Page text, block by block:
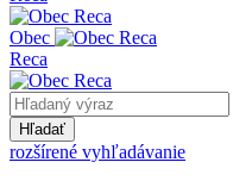
Obec
Reca
Hľadať
rozšírené vyhľadávanie